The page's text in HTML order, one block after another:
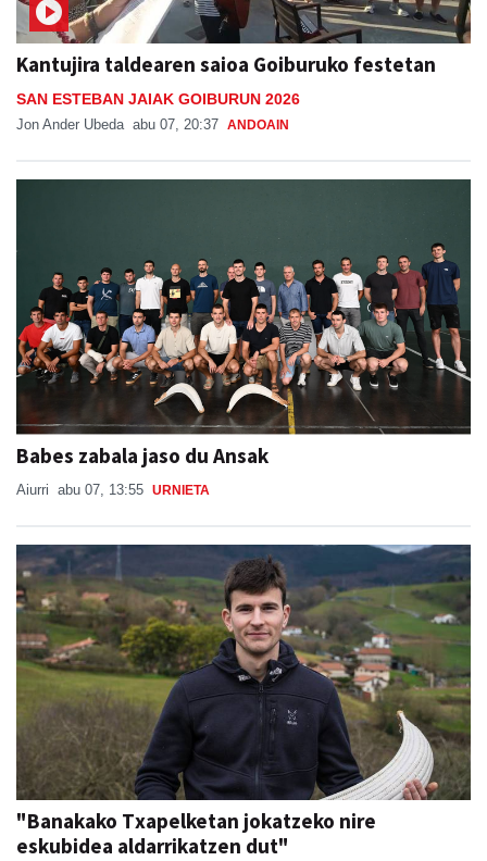
Kantujira taldearen saioa Goiburuko festetan
SAN ESTEBAN JAIAK GOIBURUN 2026
Jon Ander Ubeda abu 07, 20:37 ANDOAIN
Babes zabala jaso du Ansak
Aiurri abu 07, 13:55 URNIETA
"Banakako Txapelketan jokatzeko nire
eskubidea aldarrikatzen dut"